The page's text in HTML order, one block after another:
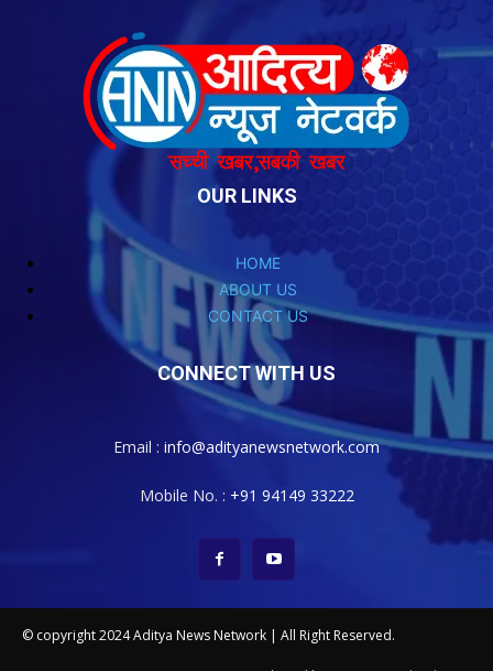
OUR LINKS
HOME
ABOUT US
CONTACT US
CONNECT WITH US
Email : info@adityanewsnetwork.com
Mobile No. : +91 94149 33222
© copyright 2024 Aditya News Network | All Right Reserved.